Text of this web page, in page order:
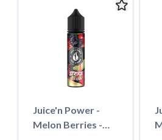
Juice'n Power -
Melon Berries -